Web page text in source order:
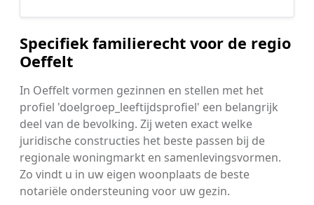
Specifiek familierecht voor de regio
Oeffelt
In Oeffelt vormen gezinnen en stellen met het
profiel 'doelgroep_leeftijdsprofiel' een belangrijk
deel van de bevolking. Zij weten exact welke
juridische constructies het beste passen bij de
regionale woningmarkt en samenlevingsvormen.
Zo vindt u in uw eigen woonplaats de beste
notariële ondersteuning voor uw gezin.